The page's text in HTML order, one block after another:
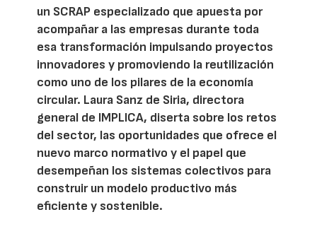
un SCRAP especializado que apuesta por
acompañar a las empresas durante toda
esa transformación impulsando proyectos
innovadores y promoviendo la reutilización
como uno de los pilares de la economía
circular. Laura Sanz de Siria, directora
general de IMPLICA, diserta sobre los retos
del sector, las oportunidades que ofrece el
nuevo marco normativo y el papel que
desempeñan los sistemas colectivos para
construir un modelo productivo más
eficiente y sostenible.